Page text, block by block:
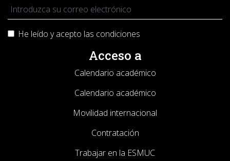
He leído y acepto las condiciones
Acceso a
Calendario académico
Calendario académico
Movilidad internacional
Contratación
Trabajar en la ESMUC